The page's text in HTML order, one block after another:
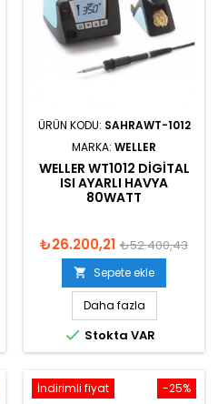
ÜRÜN KODU: SAHRAWT-1012
MARKA: WELLER
WELLER WT1012 DIGITAL
ISI AYARLI HAVYA
80WATT
₺26.200,21 ₺52.400,43
 Sepete ekle
Daha fazla
 Stokta VAR
-25%
İndirimli fiyat